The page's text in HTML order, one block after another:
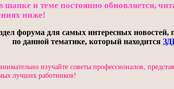
и теме постоянно обновляется,
ниже!
форума для самых интересных новостей,
по данной тематике, который находится
изучайте советы профессионалов,
лучших работников!